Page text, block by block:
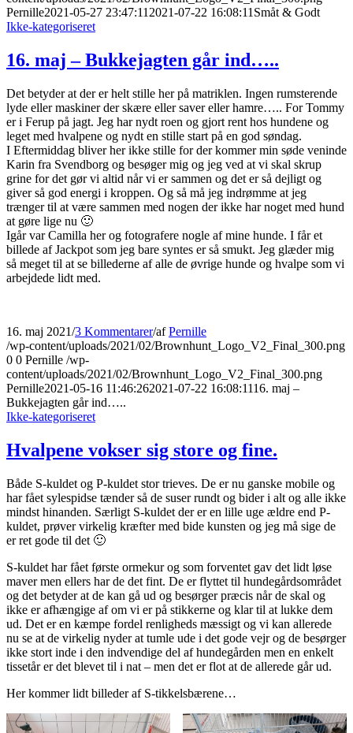
Pernille2021-05-27 23:47:11 2021-07-22 16:08:11 Småt & Godt
Ikke-kategoriseret
16. maj – Bukkejagten går ind…..
Det betyder at der er helt stille her på matriklen. Ingen rumsterende
lyde eller maskiner der skære eller saver eller hamre….. For Tommy
er i Ferup på jagt. Jeg har nydt roen og gjort rent hos hundene og
leget med hvalpene og nydt en stille start på en god søndag.
I Eftermiddag bliver her ikke stille for der kommer min søde veninde
Karin fra Svendborg og besøger mig og jeg ved at vi skal skrup
grine for det gør vi altid når vi er sammen og det er så dejligt og
giver så god energi i kroppen. Og så må jeg indrømme at jeg
trænger til at være sammen med nogen der ikke har noget med hund
at gøre lige nu 🙂
Igår var Camilla her og fotografere nogle af mine hunde. I får et
billede af Jackpot som jeg bare syntes er så smukt. Jeg glæder mig
så meget til at se billederne af alle de øvrige hunde og hvalpe som vi
arbejdede lidt med.
16. maj 2021/3 Kommentarer/afPernille
/wp-content/uploads/2021/02/Brownhunt_Logo_V2_Final_300.png
0 0 Pernille /wp-
content/uploads/2021/02/Brownhunt_Logo_V2_Final_300.png
Pernille2021-05-16 11:46:262021-07-22 16:08:1116. maj –
Bukkejagten går ind…..
Ikke-kategoriseret
Hvalpene vokser sig store og fine.
Både S-kuldet og P-kuldet stor trieves. De er nu ganske mobile og
har fået sylespidse tænder så de suser rundt og bider i alt og alle ikke
mindst hinanden. Særligt S-kuldet der er en lille uge ældre end P-
kuldet, prøver virkelig kræfter med bide kunsten og jeg må sige de
er ret gode til det 🙂
S-kuldet har fået første ormekur og som forventet gav det lidt løse
maver men ellers har de det fint. De er flyttet til hundegårdsområdet
og det betyder at de kan gå ud og besørger præcis når de skal og
ikke er afhængige af om vi er på stikkerne og klar til at lukke dem
ud. Det er en kæmpe fordel renligheds mæssigt og vi kan allerede
nu se at de virkelig nyder at tumle ude i det gode vejr og de besørger
ikke stort inde i den indvendige del af hundegården men en enkelt
tissetår er det blevet til i nat – men det er flot at de allerede går ud.
Her kommer lidt billeder af S-tikkelsbærene…